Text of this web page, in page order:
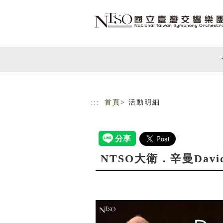
::: 首頁 > 活動明細
NTSO大衛．辛曼